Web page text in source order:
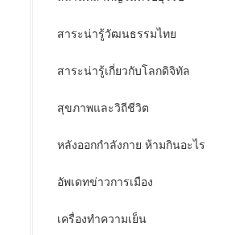
สาระน่ารู้วัฒนธรรมไทย
สาระน่ารู้เกี่ยวกับโลกดิจิทัล
สุขภาพและวิถีชีวิต
หลังออกกําลังกาย ห้ามกินอะไร
อัพเดทข่าวการเมือง
เครื่องทำความเย็น